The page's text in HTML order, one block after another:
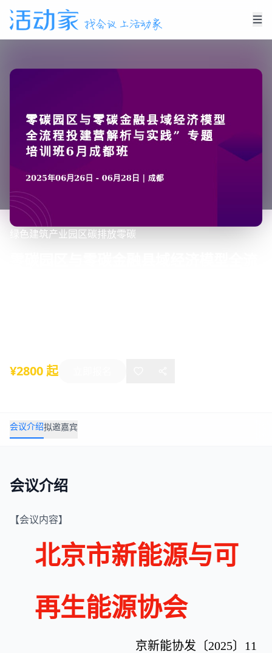
绿色建筑产业园区碳排放零碳
¥2800 起
会议介绍拟邀嘉宾
会议介绍
【会议内容】
北京市新能源与可
再生能源协会
京新能协发〔2025〕11